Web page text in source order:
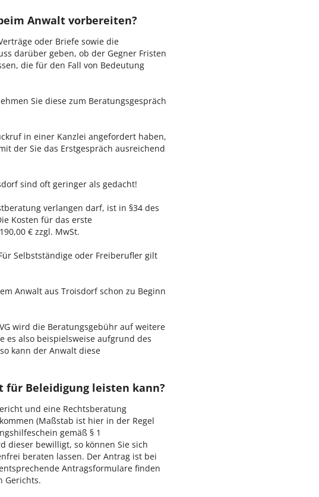
Anwalt vorbereiten?
oder Briefe sowie die
darüber geben, ob der Gegner Fristen
die für den Fall von Bedeutung
Sie diese zum Beratungsgespräch
in einer Kanzlei angefordert haben,
der Sie das Erstgespräch ausreichend
sind oft geringer als gedacht!
verlangen darf, ist in §34 des
Kosten für das erste
€ zzgl. MwSt.
Selbstständige oder Freiberufler gilt
Anwalt aus Troisdorf schon zu Beginn
wird die Beratungsgebühr auf weitere
es also beispielsweise aufgrund des
kann der Anwalt diese
Beleidigung leisten kann?
und eine Rechtsberatung
(Maßstab ist hier in der Regel
gemäß § 1
dieser bewilligt, so können Sie sich
beraten lassen. Der Antrag ist bei
Antragsformulare finden
Gerichts.